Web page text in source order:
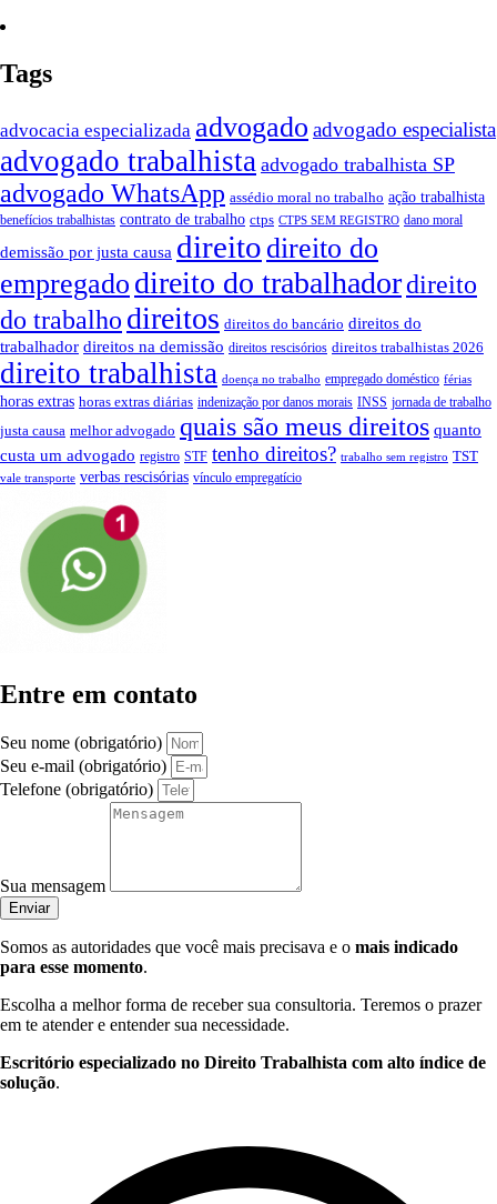
Tags
advocacia especializada advogado advogado especialista
advogado trabalhista advogado trabalhista SP
advogado WhatsApp assédio moral no trabalho ação trabalhista
benefícios trabalhistas contrato de trabalho ctps CTPS SEM REGISTRO dano moral
demissão por justa causa direito direito do
empregado direito do trabalhadordireito
do trabalho direitos direitos do bancário direitos do
trabalhador direitos na demissão direitos rescisórios direitos trabalhistas 2026
direito trabalhista doença no trabalho empregado doméstico férias
horas extras horas extras diárias indenização por danos morais INSS jornada de trabalho
justa causa melhor advogado quais são meus direitos quanto
custa um advogado registro STF tenho direitos? trabalho sem registro TST
vale transporte verbas rescisórias vínculo empregatício
Entre em contato
Seu nome (obrigatório)
Seu e-mail (obrigatório)
Telefone (obrigatório)
Sua mensagem
Enviar
Somos as autoridades que você mais precisava e o mais indicado
para esse momento.
Escolha a melhor forma de receber sua consultoria. Teremos o prazer
em te atender e entender sua necessidade.
Escritório especializado no Direito Trabalhista com alto índice de
solução.